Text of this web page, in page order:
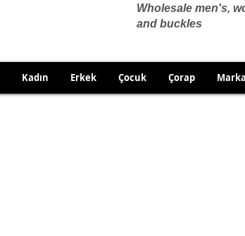
Wholesale men's,
and buckles
Kadın Erkek Çocuk Çorap